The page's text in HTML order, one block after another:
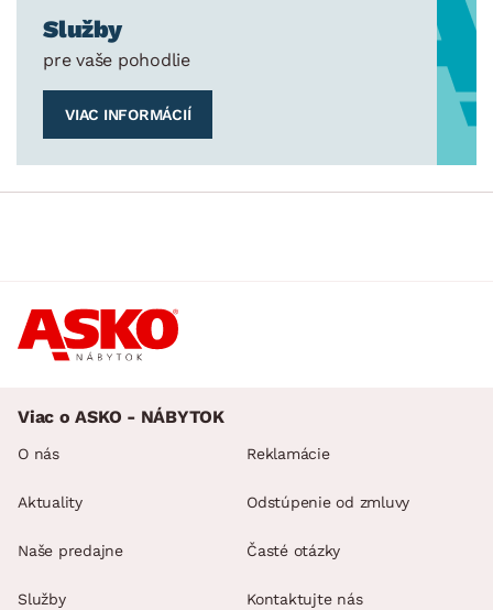
Služby
pre vaše pohodlie
VIAC INFORMÁCIÍ
Viac o ASKO - NÁBYTOK
O nás
Aktuality
Naše predajne
Služby
Reklamácie
Odstúpenie od zmluvy
Časté otázky
Kontaktujte nás